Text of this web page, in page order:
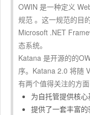
OWIN 是一种定义
规范 。 这一规范的目
Microsoft .NET
态系统。
Katana 是开源的的
序。 Katana 2.0 将随
有两个值得关注的方面
为自托管提供核心
提供了一套丰富的